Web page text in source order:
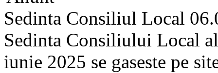
Sedinta Consiliul Local
Sedinta Consiliului Local
iunie 2025 se gaseste pe